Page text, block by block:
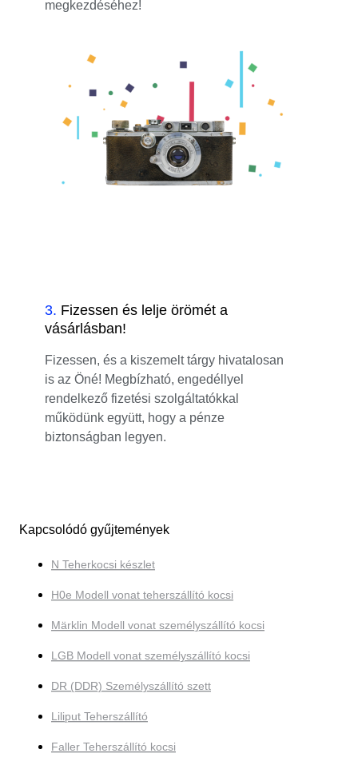
megkezdéséhez!
3. Fizessen és lelje örömét a
vásárlásban!
Fizessen, és a kiszemelt tárgy hivatalosan
is az Öné! Megbízható, engedéllyel
rendelkező fizetési szolgáltatókkal
működünk együtt, hogy a pénze
biztonságban legyen.
Kapcsolódó gyűjtemények
N Teherkocsi készlet
H0e Modell vonat teherszállító kocsi
Märklin Modell vonat személyszállító kocsi
LGB Modell vonat személyszállító kocsi
DR (DDR) Személyszállító szett
Liliput Teherszállító
Faller Teherszállító kocsi